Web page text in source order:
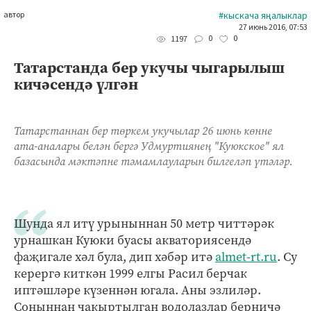
автор #кыскача яңалыклар
27 июнь 2016, 07:53
1197
0 0
Татарстанда бер укучы чыгарылыш
кичәсендә үлгән
Татарстаннан бер төркем укучылар 26 июнь көнне
ата-аналары белән бергә Удмуртиянең "Куюкское" ял
базасында мәктәпне тәмамлауларын билгеләп үтәләр.
Шунда ял итү урыныннан 50 метр читтәрәк
урнашкан Куюки буасы акваториясендә
фаҗигале хәл була, дип хәбәр итәalmet-rt.ru. Су
керергә киткән 1999 елгы Расил берчак
иптәшләре күзеннән югала. Аны эзлиләр.
Соңыннан чакыртылган водолазлар берничә